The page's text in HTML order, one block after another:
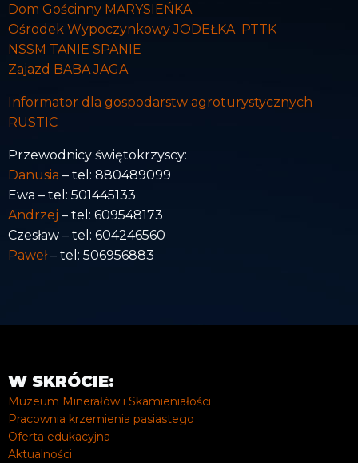
Dom Gościnny MARYSIEŃKA
Ośrodek Wypoczynkowy JODEŁKA PTTK
NSSM TANIE SPANIE
Zajazd BABA JAGA
Informator dla gospodarstw agroturystycznych
RUSTIC
Przewodnicy świętokrzyscy:
Danusia – tel: 880489099
Ewa – tel: 501445133
Andrzej – tel: 609548173
Czesław – tel: 604246560
Paweł– tel: 506956883
W SKRÓCIE:
Muzeum Minerałów i Skamieniałości
Pracownia krzemienia pasiastego
Oferta edukacyjna
Aktualności